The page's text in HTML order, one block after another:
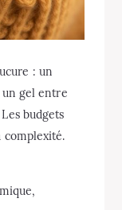
: un
un gel entre
budgets